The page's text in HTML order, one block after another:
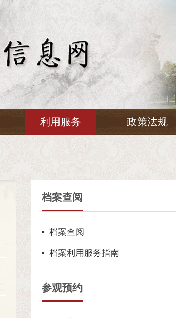
利用服务 政策法规
档案查阅
档案查阅
档案利用服务指南
参观预约